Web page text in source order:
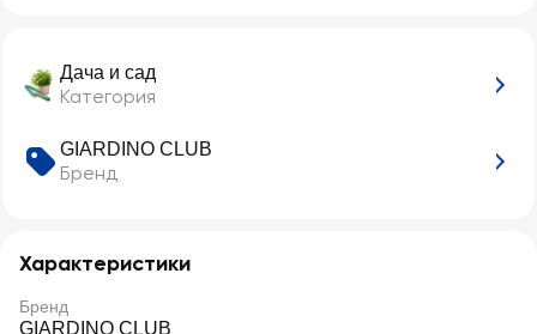
Дача и сад
Категория
GIARDINO CLUB
Бренд
Характеристики
Бренд
GIARDINO CLUB